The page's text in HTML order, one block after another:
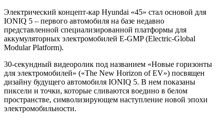
Электрический концепт-кар Hyundai «45» стал основой для
IONIQ 5 – первого автомобиля на базе недавно
представленной специализированной платформы для
аккумуляторных электромобилей E-GMP (Electric-Global
Modular Platform).
30-секундный видеоролик под названием «Новые горизонты
для электромобилей» («The New Horizon of EV») посвящен
дизайну будущего автомобиля IONIQ 5. В нем показаны
пиксели и точки, которые сливаются воедино в белом
пространстве, символизирующем наступление новой эпохи
электромобильности.